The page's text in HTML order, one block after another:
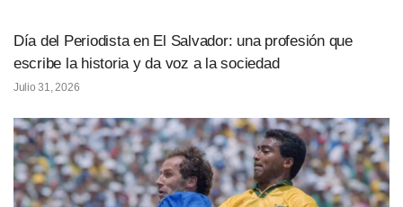
Día del Periodista en El Salvador: una profesión que
escribe la historia y da voz a la sociedad
Julio 31, 2026